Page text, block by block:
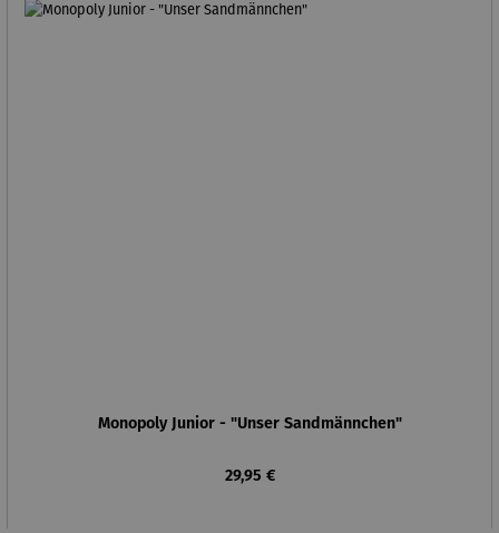
Monopoly Junior - "Unser Sandmännchen"
Regulärer Preis:
29,95 €